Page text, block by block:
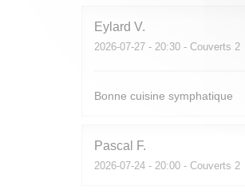
Eylard V
2026-07-27 - 20:30 - Couverts 2
Bonne cuisine symphatique
Pascal F
2026-07-24 - 20:00 - Couverts 2